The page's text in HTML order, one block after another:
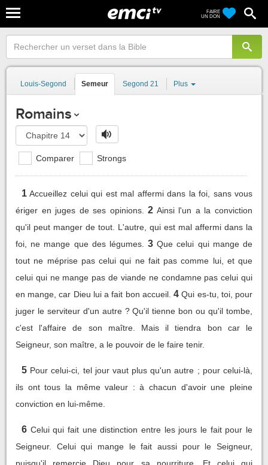
FAIRE
UN DON
Louis-Segond Semeur Segond 21 Plus
Romains
Comparer Strongs
1 Accueillez celui qui est mal affermi dans la foi, sans vous
ériger en juges de ses opinions.
2 Ainsi l'un a la conviction
qu'il peut manger de tout. L'autre, qui est mal affermi dans la
foi, ne mange que des légumes.
3 Que celui qui mange de
tout ne méprise pas celui qui ne fait pas comme lui, et que
celui qui ne mange pas de viande ne condamne pas celui qui
en mange, car Dieu lui a fait bon accueil. 4 Qui es-tu, toi, pour
juger le serviteur d'un autre ? Qu'il tienne bon ou qu'il tombe,
c'est l'affaire de son maître. Mais il tiendra bon car le
Seigneur, son maître, a le pouvoir de le faire tenir.
5 Pour celui-ci, tel jour vaut plus qu'un autre ; pour celui-là,
ils ont tous la même valeur : à chacun d'avoir une pleine
conviction en lui-même.
6 Celui qui fait une distinction entre les jours le fait pour le
Seigneur. Celui qui mange le fait aussi pour le Seigneur,